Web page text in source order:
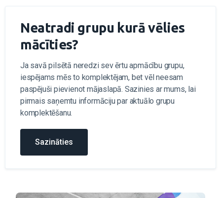
Neatradi grupu kurā vēlies
mācīties?
Ja savā pilsētā neredzi sev ērtu apmācību grupu,
iespējams mēs to komplektējam, bet vēl neesam
paspējuši pievienot mājaslapā. Sazinies ar mums, lai
pirmais saņemtu informāciju par aktuālo grupu
komplektēšanu.
Sazināties